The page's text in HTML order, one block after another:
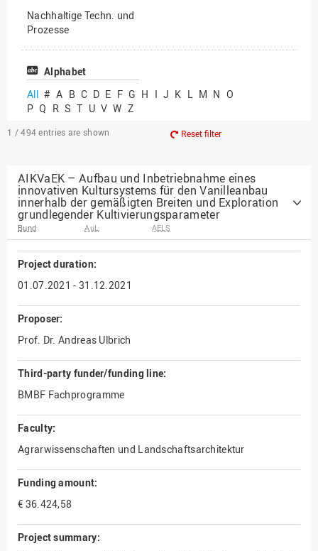
Nachhaltige Techn. und
Prozesse
Vielfältiges Forschen
Alphabet
All # A B C D E F G H I J K L M N O
P Q R S T U V W Z
1 / 494 entries are shown Reset filter
AIKVaEK – Aufbau und Inbetriebnahme eines
innovativen Kultursystems für den Vanilleanbau
innerhalb der gemäßigten Breiten und Exploration
grundlegender Kultivierungsparameter
Bund AuL AELS
Project duration:
01.07.2021 - 31.12.2021
Proposer:
Prof. Dr. Andreas Ulbrich
Third-party funder/funding line:
BMBF Fachprogramme
Faculty:
Agrarwissenschaften und Landschaftsarchitektur
Funding amount:
€ 36.424,58
Project summary: